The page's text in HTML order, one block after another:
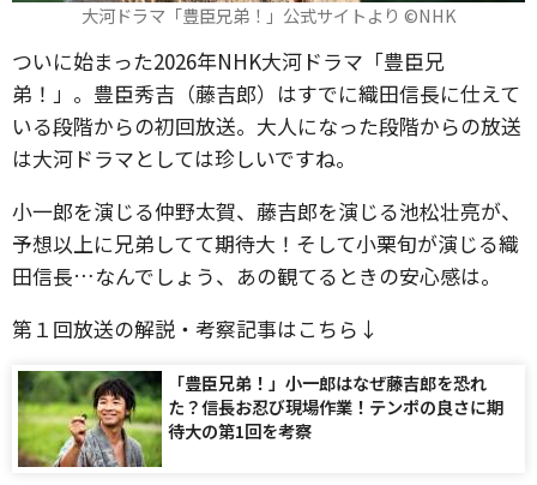
大河ドラマ「豊臣兄弟！」公式サイトより ©️NHK
ついに始まった2026年NHK大河ドラマ「豊臣兄
弟！」。豊臣秀吉（藤吉郎）はすでに織田信長に仕えて
いる段階からの初回放送。大人になった段階からの放送
は大河ドラマとしては珍しいですね。
小一郎を演じる仲野太賀、藤吉郎を演じる池松壮亮が、
予想以上に兄弟してて期待大！そして小栗旬が演じる織
田信長…なんでしょう、あの観てるときの安心感は。
第１回放送の解説・考察記事はこちら↓
「豊臣兄弟！」小一郎はなぜ藤吉郎を恐れ
た？信長お忍び現場作業！テンポの良さに期
待大の第1回を考察